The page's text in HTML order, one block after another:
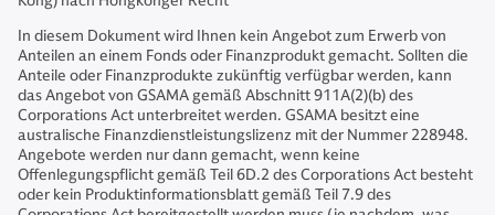
In diesem Dokument wird Ihnen kein Angebot zum Erwerb von
Anteilen an einem Fonds oder Finanzprodukt gemacht. Sollten die
Anteile oder Finanzprodukte zukünftig verfügbar werden, kann
das Angebot von GSAMA gemäß Abschnitt 911A(2)(b) des
Corporations Act unterbreitet werden. GSAMA besitzt eine
australische Finanzdienstleistungslizenz mit der Nummer 228948.
Angebote werden nur dann gemacht, wenn keine
Offenlegungspflicht gemäß Teil 6D.2 des Corporations Act besteht
oder kein Produktinformationsblatt gemäß Teil 7.9 des